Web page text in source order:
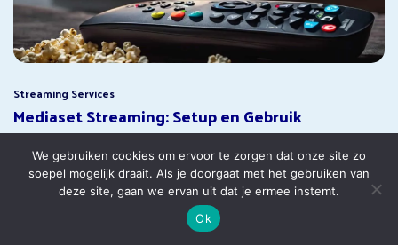
Streaming Services
Mediaset Streaming: Setup en Gebruik
We gebruiken cookies om ervoor te zorgen dat onze site zo
soepel mogelijk draait. Als je doorgaat met het gebruiken van
deze site, gaan we ervan uit dat je ermee instemt.
Ok